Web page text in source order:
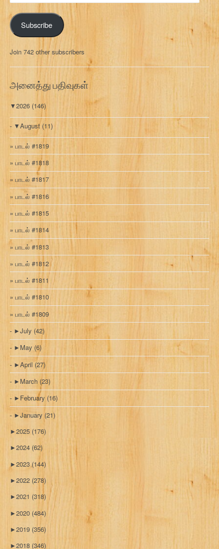
a
i
l
A
d
r
s
Subscribe
Join 742 other subscribers
அனைத்து பதிவுகள்
▼2026 (146)
▼August(11)
பாடல் #1819
பாடல் #1818
பாடல் #1817
பாடல் #1816
பாடல் #1815
பாடல் #1814
பாடல் #1813
பாடல் #1812
பாடல் #1811
பாடல் #1810
பாடல் #1809
►July (42)
► May (6)
►April (27)
► March (23)
► February (16)
►January (21)
►2025 (176)
►2024 (62)
►2023(144)
►2022 (278)
►2021 (318)
►2020 (484)
►2019 (356)
►2018 (346)